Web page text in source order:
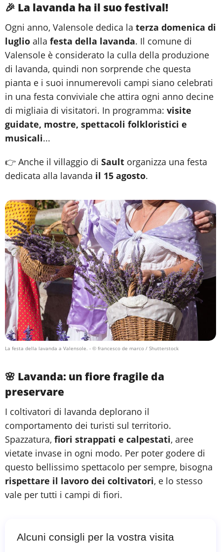
🎉 La lavanda ha il suo festival!
Ogni anno, Valensole dedica la terza domenica di
luglio alla festa della lavanda. Il comune di
Valensole è considerato la culla della produzione
di lavanda, quindi non sorprende che questa
pianta e i suoi innumerevoli campi siano celebrati
in una festa conviviale che attira ogni anno decine
di migliaia di visitatori. In programma: visite
guidate, mostre, spettacoli folkloristici e
musicali...
👉 Anche il villaggio di Sault organizza una festa
dedicata alla lavanda il 15 agosto.
La festa della lavanda a Valensole. - © francesco de marco / Shutterstock
🌸 Lavanda: un fiore fragile da
preservare
I coltivatori di lavanda deplorano il
comportamento dei turisti sul territorio.
Spazzatura, fiori strappati e calpestati, aree
vietate invase in ogni modo. Per poter godere di
questo bellissimo spettacolo per sempre, bisogna
rispettare il lavoro dei coltivatori, e lo stesso
vale per tutti i campi di fiori.
Alcuni consigli per la vostra visita